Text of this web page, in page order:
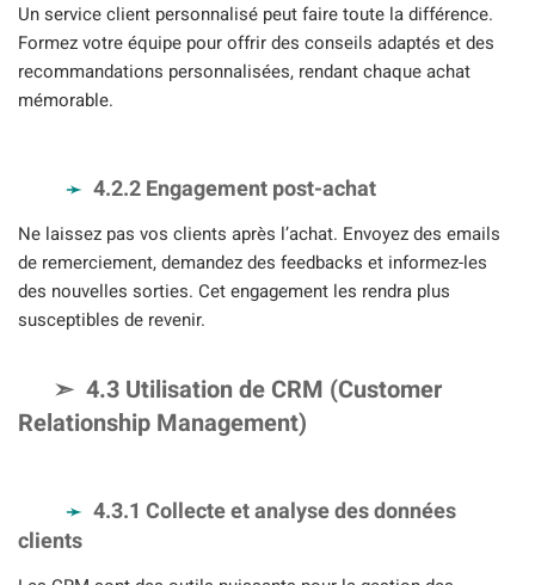
Un service client personnalisé peut faire toute la différence.
Formez votre équipe pour offrir des conseils adaptés et des
recommandations personnalisées, rendant chaque achat
mémorable.
4.2.2 Engagement post-achat
Ne laissez pas vos clients après l’achat. Envoyez des emails
de remerciement, demandez des feedbacks et informez-les
des nouvelles sorties. Cet engagement les rendra plus
susceptibles de revenir.
4.3 Utilisation de CRM (Customer
Relationship Management)
4.3.1 Collecte et analyse des données
clients